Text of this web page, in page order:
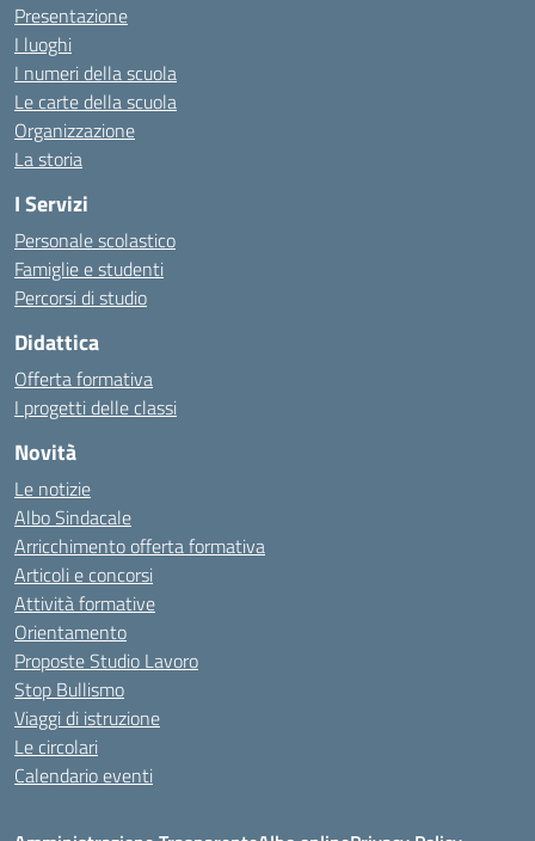
Presentazione
I luoghi
I numeri della scuola
Le carte della scuola
Organizzazione
La storia
I Servizi
Personale scolastico
Famiglie e studenti
Percorsi di studio
Didattica
Offerta formativa
I progetti delle classi
Novità
Le notizie
Albo Sindacale
Arricchimento offerta formativa
Articoli e concorsi
Attività formative
Orientamento
Proposte Studio Lavoro
Stop Bullismo
Viaggi di istruzione
Le circolari
Calendario eventi